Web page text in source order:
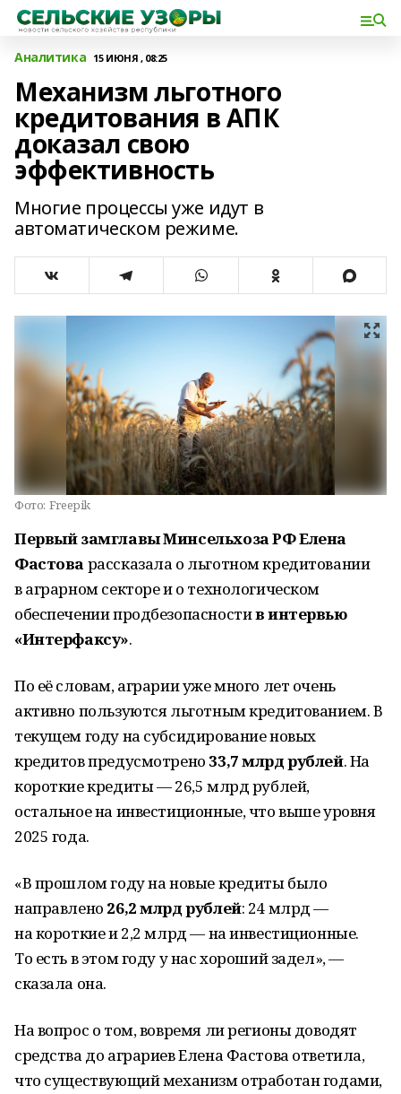
Аналитика 15 ИЮНЯ , 08:25
Механизм льготного
кредитования в АПК
доказал свою
эффективность
Многие процессы уже идут в
автоматическом режиме.
Фото: Freepik
Первый замглавы Минсельхоза РФ Елена
Фастова рассказала о льготном кредитовании
в аграрном секторе и о технологическом
обеспечении продбезопасностив интервью
«Интерфаксу».
По её словам, аграрии уже много лет очень
активно пользуются льготным кредитованием. В
текущем году на субсидирование новых
кредитов предусмотрено 33,7 млрд рублей. На
короткие кредиты — 26,5 млрд рублей,
остальное на инвестиционные, что выше уровня
2025 года.
«В прошлом году на новые кредиты было
направлено 26,2 млрд рублей: 24 млрд —
на короткие и 2,2 млрд — на инвестиционные.
То есть в этом году у нас хороший задел», —
сказала она.
На вопрос о том, вовремя ли регионы доводят
средства до аграриев Елена Фастова ответила,
что существующий механизм отработан годами,